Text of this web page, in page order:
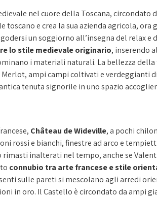
nel cuore della Toscana, circondato
e crea la sua azienda agricola,
un soggiorno all’insegna del relax e
lo stile medievale originario, inserendo
i materiali naturali. La bellezza
ampi campi coltivati e verdeggianti
tenuta signorile in uno spazio
Château de Wideville, a pochi
rossi e bianchi, finestre ad arco e
inalterati nel tempo, anche se
connubio tra arte francese e stile
sulle pareti si mescolano agli arredi
in oro. Il Castello è circondato da ampi